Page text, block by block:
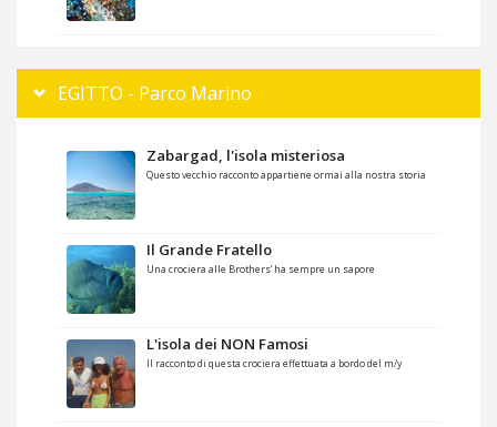
EGITTO - Parco Marino
Zabargad, l'isola misteriosa
Questo vecchio racconto appartiene ormai alla nostra storia
Il Grande Fratello
Una crociera alle Brothers’ ha sempre un sapore
L'isola dei NON Famosi
Il racconto di questa crociera effettuata a bordo del m/y